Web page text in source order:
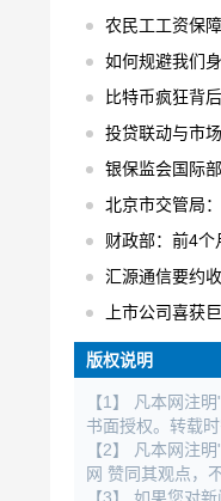
农民工工资保
如何规避我们
比特币疯狂背
投贷联动与市场化
银保监会国际部负
北京市交管局：
财政部：前4
汇源通信要约
上市公司喜获
版权说明
【1】 凡本网注
书面授权。转载
【2】 凡本网注
网 赞同其观点，